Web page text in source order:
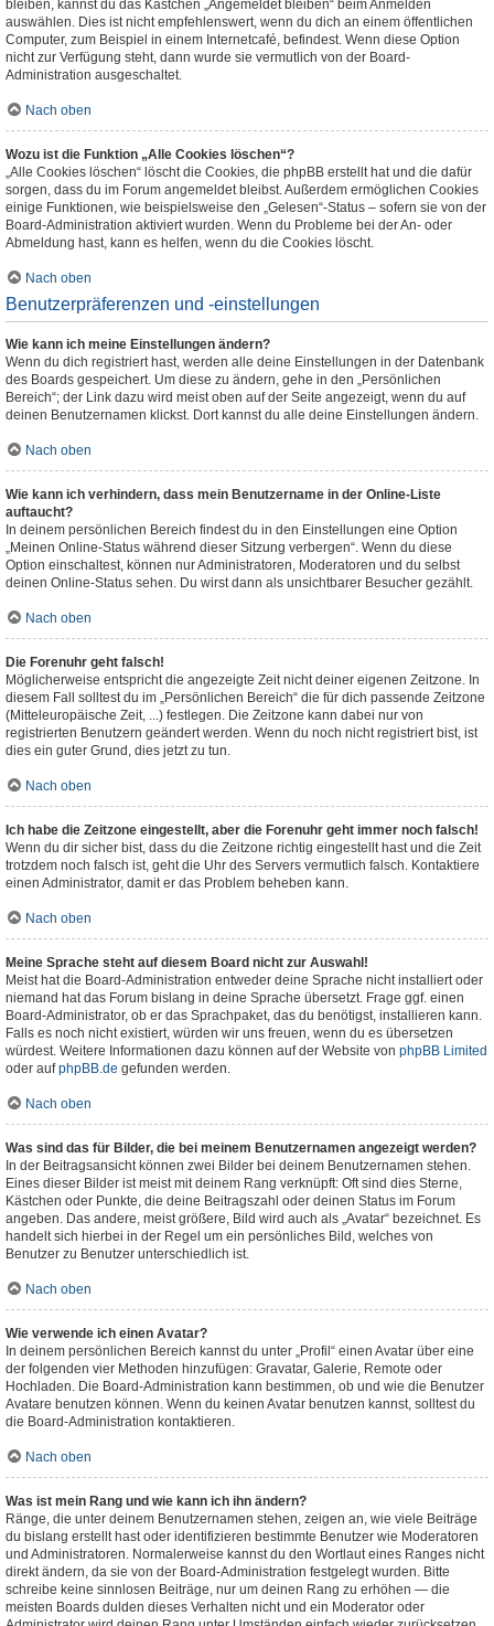
bleiben, kannst du das Kästchen „Angemeldet bleiben“ beim Anmelden
auswählen. Dies ist nicht empfehlenswert, wenn du dich an einem öffentlichen
Computer, zum Beispiel in einem Internetcafé, befindest. Wenn diese Option
nicht zur Verfügung steht, dann wurde sie vermutlich von der Board-
Administration ausgeschaltet.
Nach oben
Wozu ist die Funktion „Alle Cookies löschen“?
„Alle Cookies löschen“ löscht die Cookies, die phpBB erstellt hat und die dafür
sorgen, dass du im Forum angemeldet bleibst. Außerdem ermöglichen Cookies
einige Funktionen, wie beispielsweise den „Gelesen“-Status – sofern sie von der
Board-Administration aktiviert wurden. Wenn du Probleme bei der An- oder
Abmeldung hast, kann es helfen, wenn du die Cookies löscht.
Nach oben
Benutzerpräferenzen und -einstellungen
Wie kann ich meine Einstellungen ändern?
Wenn du dich registriert hast, werden alle deine Einstellungen in der Datenbank
des Boards gespeichert. Um diese zu ändern, gehe in den „Persönlichen
Bereich“; der Link dazu wird meist oben auf der Seite angezeigt, wenn du auf
deinen Benutzernamen klickst. Dort kannst du alle deine Einstellungen ändern.
Nach oben
Wie kann ich verhindern, dass mein Benutzername in der Online-Liste
auftaucht?
In deinem persönlichen Bereich findest du in den Einstellungen eine Option
„Meinen Online-Status während dieser Sitzung verbergen“. Wenn du diese
Option einschaltest, können nur Administratoren, Moderatoren und du selbst
deinen Online-Status sehen. Du wirst dann als unsichtbarer Besucher gezählt.
Nach oben
Die Forenuhr geht falsch!
Möglicherweise entspricht die angezeigte Zeit nicht deiner eigenen Zeitzone. In
diesem Fall solltest du im „Persönlichen Bereich“ die für dich passende Zeitzone
(Mitteleuropäische Zeit, ...) festlegen. Die Zeitzone kann dabei nur von
registrierten Benutzern geändert werden. Wenn du noch nicht registriert bist, ist
dies ein guter Grund, dies jetzt zu tun.
Nach oben
Ich habe die Zeitzone eingestellt, aber die Forenuhr geht immer noch falsch!
Wenn du dir sicher bist, dass du die Zeitzone richtig eingestellt hast und die Zeit
trotzdem noch falsch ist, geht die Uhr des Servers vermutlich falsch. Kontaktiere
einen Administrator, damit er das Problem beheben kann.
Nach oben
Meine Sprache steht auf diesem Board nicht zur Auswahl!
Meist hat die Board-Administration entweder deine Sprache nicht installiert oder
niemand hat das Forum bislang in deine Sprache übersetzt. Frage ggf. einen
Board-Administrator, ob er das Sprachpaket, das du benötigst, installieren kann.
Falls es noch nicht existiert, würden wir uns freuen, wenn du es übersetzen
würdest. Weitere Informationen dazu können auf der Website von phpBB Limited
oder aufphpBB.de gefunden werden.
Nach oben
Was sind das für Bilder, die bei meinem Benutzernamen angezeigt werden?
In der Beitragsansicht können zwei Bilder bei deinem Benutzernamen stehen.
Eines dieser Bilder ist meist mit deinem Rang verknüpft: Oft sind dies Sterne,
Kästchen oder Punkte, die deine Beitragszahl oder deinen Status im Forum
angeben. Das andere, meist größere, Bild wird auch als „Avatar“ bezeichnet. Es
handelt sich hierbei in der Regel um ein persönliches Bild, welches von
Benutzer zu Benutzer unterschiedlich ist.
Nach oben
Wie verwende ich einen Avatar?
In deinem persönlichen Bereich kannst du unter „Profil“ einen Avatar über eine
der folgenden vier Methoden hinzufügen: Gravatar, Galerie, Remote oder
Hochladen. Die Board-Administration kann bestimmen, ob und wie die Benutzer
Avatare benutzen können. Wenn du keinen Avatar benutzen kannst, solltest du
die Board-Administration kontaktieren.
Nach oben
Was ist mein Rang und wie kann ich ihn ändern?
Ränge, die unter deinem Benutzernamen stehen, zeigen an, wie viele Beiträge
du bislang erstellt hast oder identifizieren bestimmte Benutzer wie Moderatoren
und Administratoren. Normalerweise kannst du den Wortlaut eines Ranges nicht
direkt ändern, da sie von der Board-Administration festgelegt wurden. Bitte
schreibe keine sinnlosen Beiträge, nur um deinen Rang zu erhöhen — die
meisten Boards dulden dieses Verhalten nicht und ein Moderator oder